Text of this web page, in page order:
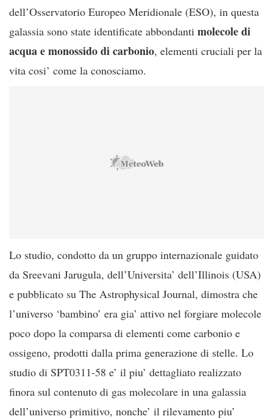
dell’Osservatorio Europeo Meridionale (ESO), in questa
galassia sono state identificate abbondanti molecole di
acqua e monossido di carbonio, elementi cruciali per la
vita cosi’ come la conosciamo.
Lo studio, condotto da un gruppo internazionale guidato
da Sreevani Jarugula, dell’Universita’ dell’Illinois (USA)
e pubblicato su The Astrophysical Journal, dimostra che
l’universo ‘bambino’ era gia’ attivo nel forgiare molecole
poco dopo la comparsa di elementi come carbonio e
ossigeno, prodotti dalla prima generazione di stelle. Lo
studio di SPT0311-58 e’ il piu’ dettagliato realizzato
finora sul contenuto di gas molecolare in una galassia
dell’universo primitivo, nonche’ il rilevamento piu’